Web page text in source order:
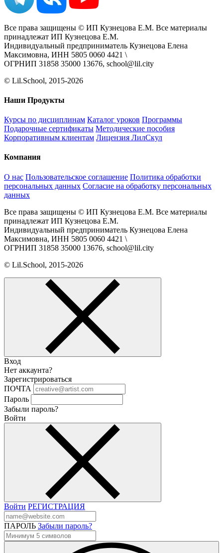
Все права защищены © ИП Кузнецова Е.М. Все материалы
принадлежат ИП Кузнецова Е.М.
Индивидуальный предприниматель Кузнецова Елена
Максимовна, ИНН 5805 0060 4421 \
ОГРНИП 31858 35000 13676, school@lil.city
© Lil.School, 2015‐2026
Наши Продукты
Курсы по дисциплинам Каталог уроков Программы
Подарочные сертификаты Методические пособия
Корпоративным клиентам Лицензия ЛилСкул
Компания
О нас Пользовательское соглашение Политика обработки
персональных данных Согласие на обработку персональных
данных
Все права защищены © ИП Кузнецова Е.М. Все материалы
принадлежат ИП Кузнецова Е.М.
Индивидуальный предприниматель Кузнецова Елена
Максимовна, ИНН 5805 0060 4421 \
ОГРНИП 31858 35000 13676, school@lil.city
© Lil.School, 2015‐2026
Вход
Нет аккаунта?
Зарегистрироваться
ПОЧТА
Пароль
Забыли пароль?
Войти
Войти РЕГИСТРАЦИЯ
ПАРОЛЬ Забыли пароль?